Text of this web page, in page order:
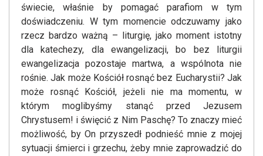
świecie, właśnie by pomagać parafiom w tym
doświadczeniu. W tym momencie odczuwamy jako
rzecz bardzo ważną – liturgię, jako moment istotny
dla katechezy, dla ewangelizacji, bo bez liturgii
ewangelizacja pozostaje martwa, a wspólnota nie
rośnie. Jak może Kościół rosnąć bez Eucharystii? Jak
może rosnąć Kościół, jeżeli nie ma momentu, w
którym moglibyśmy stanąć przed Jezusem
Chrystusem! i święcić z Nim Paschę? To znaczy mieć
możliwość, by On przyszedł podnieść mnie z mojej
sytuacji śmierci i grzechu, żeby mnie zaprowadzić do